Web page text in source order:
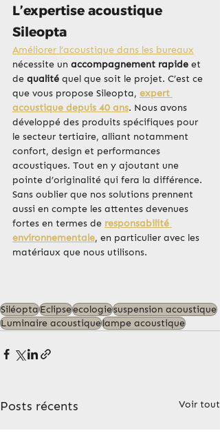
L’expertise acoustique
Sileopta
Améliorer l’acoustique dans les bureaux
nécessite un accompagnement rapide et
de qualité quel que soit le projet. C’est ce
que vous propose Sileopta, expert
acoustique depuis 40 ans. Nous avons
développé des produits spécifiques pour
le secteur tertiaire, alliant notamment
confort, design et performances
acoustiques. Tout en y ajoutant une
pointe d’originalité qui fera la différence.
Sans oublier que nos solutions prennent
aussi en compte les attentes devenues
fortes en termes de responsabilité
environnementale, en particulier avec les
matériaux que nous utilisons.
SiléoptaEclipseecologiesuspension acoustique
Luminaire acoustiquelampe acoustique
Posts récents Voir tout